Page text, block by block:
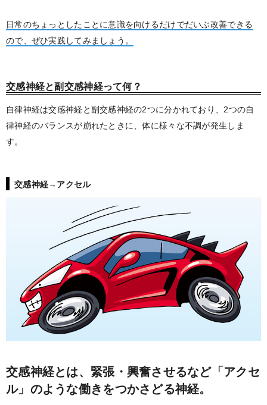
日常のちょっとしたことに意識を向けるだけでだいぶ改善できる
ので、ぜひ実践してみましょう。
交感神経と副交感神経って何？
自律神経は交感神経と副交感神経の2つに分かれており、2つの自
律神経のバランスが崩れたときに、体に様々な不調が発生しま
す。
交感神経→アクセル
交感神経とは、緊張・興奮させるなど「アクセ
ル」のような働きをつかさどる神経。